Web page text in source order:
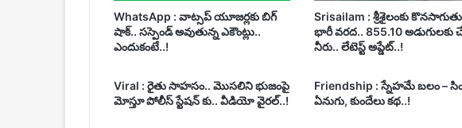
WhatsApp : వాట్సప్ యూజర్లకు బిగ్
షాక్.. సస్పెండ్ అవుతున్న ఎకౌంట్లు..
ఎందుకంటే..!
Srisailam : శ్రీశైలంకు
భారీ వరద.. 855.10 అడుగులకు
నీరు.. లేటెస్ట్ అప్డేట్..!
Viral : రైతు సాహసం.. మొసలిని భుజంపై
మోస్తూ పోలీస్ స్టేషన్ కు.. వీడియో వైరల్..!
Friendship : స్నేహమే బలం –
ఏనుగు, కుందేలు కథ..!